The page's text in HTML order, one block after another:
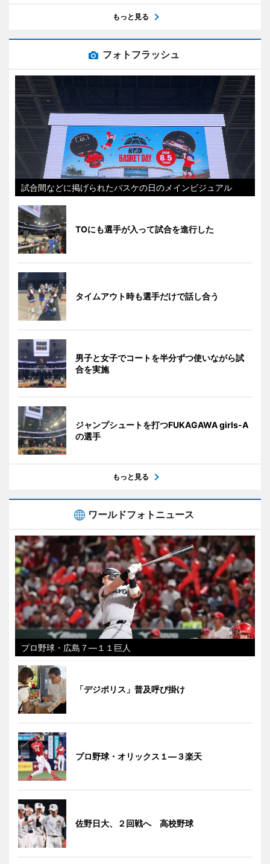
もっと見る
フォトフラッシュ
試合間などに掲げられたバスケの日のメインビジュアル
TOにも選手が入って試合を進行した
タイムアウト時も選手だけで話し合う
男子と女子でコートを半分ずつ使いながら試
合を実施
ジャンプシュートを打つFUKAGAWA girls-A
の選手
もっと見る
ワールドフォトニュース
プロ野球・広島７―１１巨人
「デジポリス」普及呼び掛け
プロ野球・オリックス１―３楽天
佐野日大、２回戦へ 高校野球